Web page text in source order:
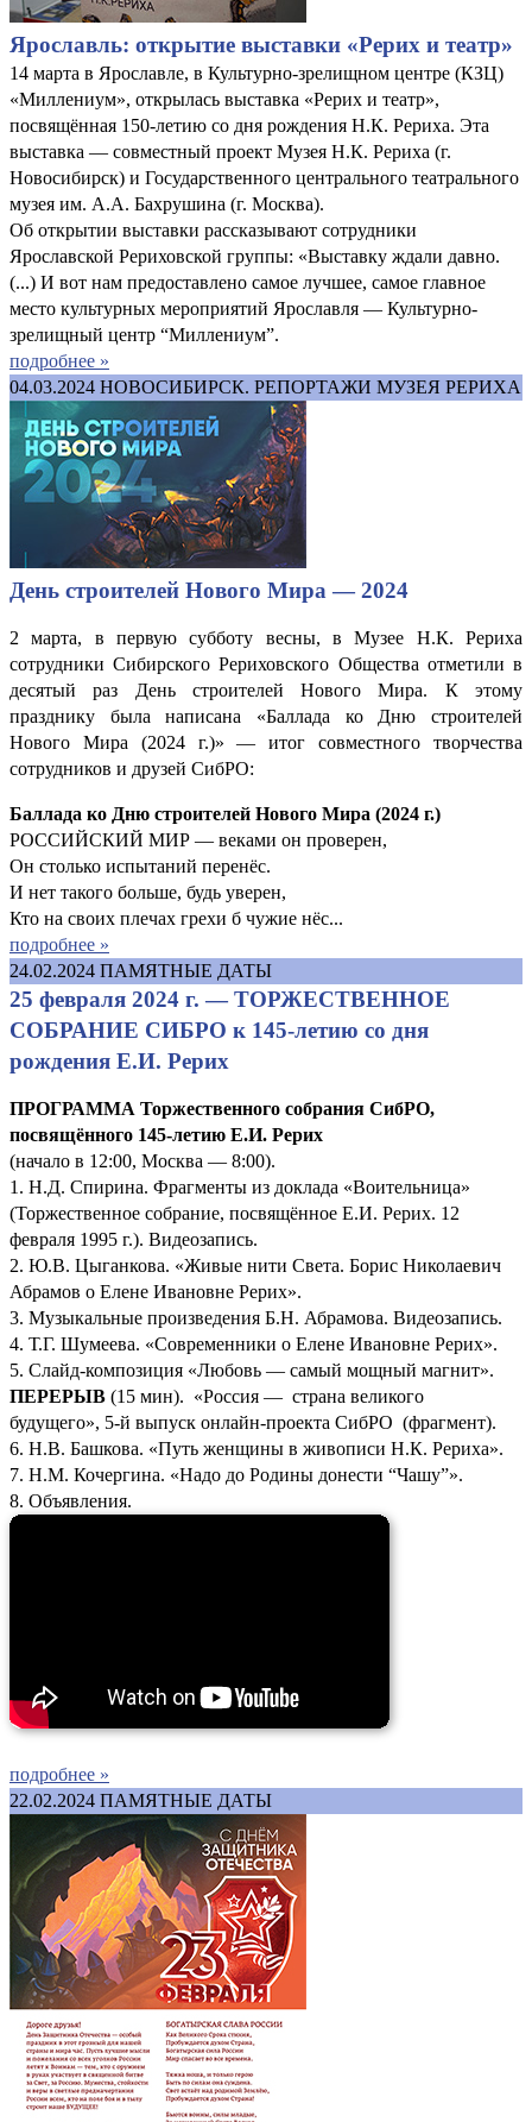
Ярославль: открытие выставки «Рерих и театр»
14 марта в Ярославле, в Культурно-зрелищном центре (КЗЦ)
«Миллениум», открылась выставка «Рерих и театр»,
посвящённая 150-летию со дня рождения Н.К. Рериха. Эта
выставка — совместный проект Музея Н.К. Рериха (г.
Новосибирск) и Государственного центрального театрального
музея им. А.А. Бахрушина (г. Москва).
Об открытии выставки рассказывают сотрудники
Ярославской Рериховской группы: «Выставку ждали давно.
(...) И вот нам предоставлено самое лучшее, самое главное
место культурных мероприятий Ярославля — Культурно-
зрелищный центр “Миллениум”.
подробнее »
04.03.2024 НОВОСИБИРСК. РЕПОРТАЖИ МУЗЕЯ РЕРИХА
День строителей Нового Мира — 2024
2 марта, в первую субботу весны, в Музее Н.К. Рериха
сотрудники Сибирского Рериховского Общества отметили в
десятый раз День строителей Нового Мира. К этому
празднику была написана «Баллада ко Дню строителей
Нового Мира (2024 г.)» — итог совместного творчества
сотрудников и друзей СибРО:
Баллада ко Дню строителей Нового Мира (2024 г.)
РОССИЙСКИЙ МИР — веками он проверен,
Он столько испытаний перенёс.
И нет такого больше, будь уверен,
Кто на своих плечах грехи б чужие нёс...
подробнее »
24.02.2024 ПАМЯТНЫЕ ДАТЫ
25 февраля 2024 г. — ТОРЖЕСТВЕННОЕ
СОБРАНИЕ СИБРО к 145-летию со дня
рождения Е.И. Рерих
ПРОГРАММА Торжественного собрания СибРО,
посвящённого 145-летию Е.И. Рерих
(начало в 12:00, Москва — 8:00).
1. Н.Д. Спирина. Фрагменты из доклада «Воительница»
(Торжественное собрание, посвящённое Е.И. Рерих. 12
февраля 1995 г.). Видеозапись.
2. Ю.В. Цыганкова. «Живые нити Света. Борис Николаевич
Абрамов о Елене Ивановне Рерих».
3. Музыкальные произведения Б.Н. Абрамова. Видеозапись.
4. Т.Г. Шумеева. «Современники о Елене Ивановне Рерих».
5. Слайд-композиция «Любовь — самый мощный магнит».
ПЕРЕРЫВ (15 мин). «Россия — страна великого
будущего», 5-й выпуск онлайн-проекта СибРО (фрагмент).
6. Н.В. Башкова. «Путь женщины в живописи Н.К. Рериха».
7. Н.М. Кочергина. «Надо до Родины донести “Чашу”».
8. Объявления.
подробнее »
22.02.2024 ПАМЯТНЫЕ ДАТЫ